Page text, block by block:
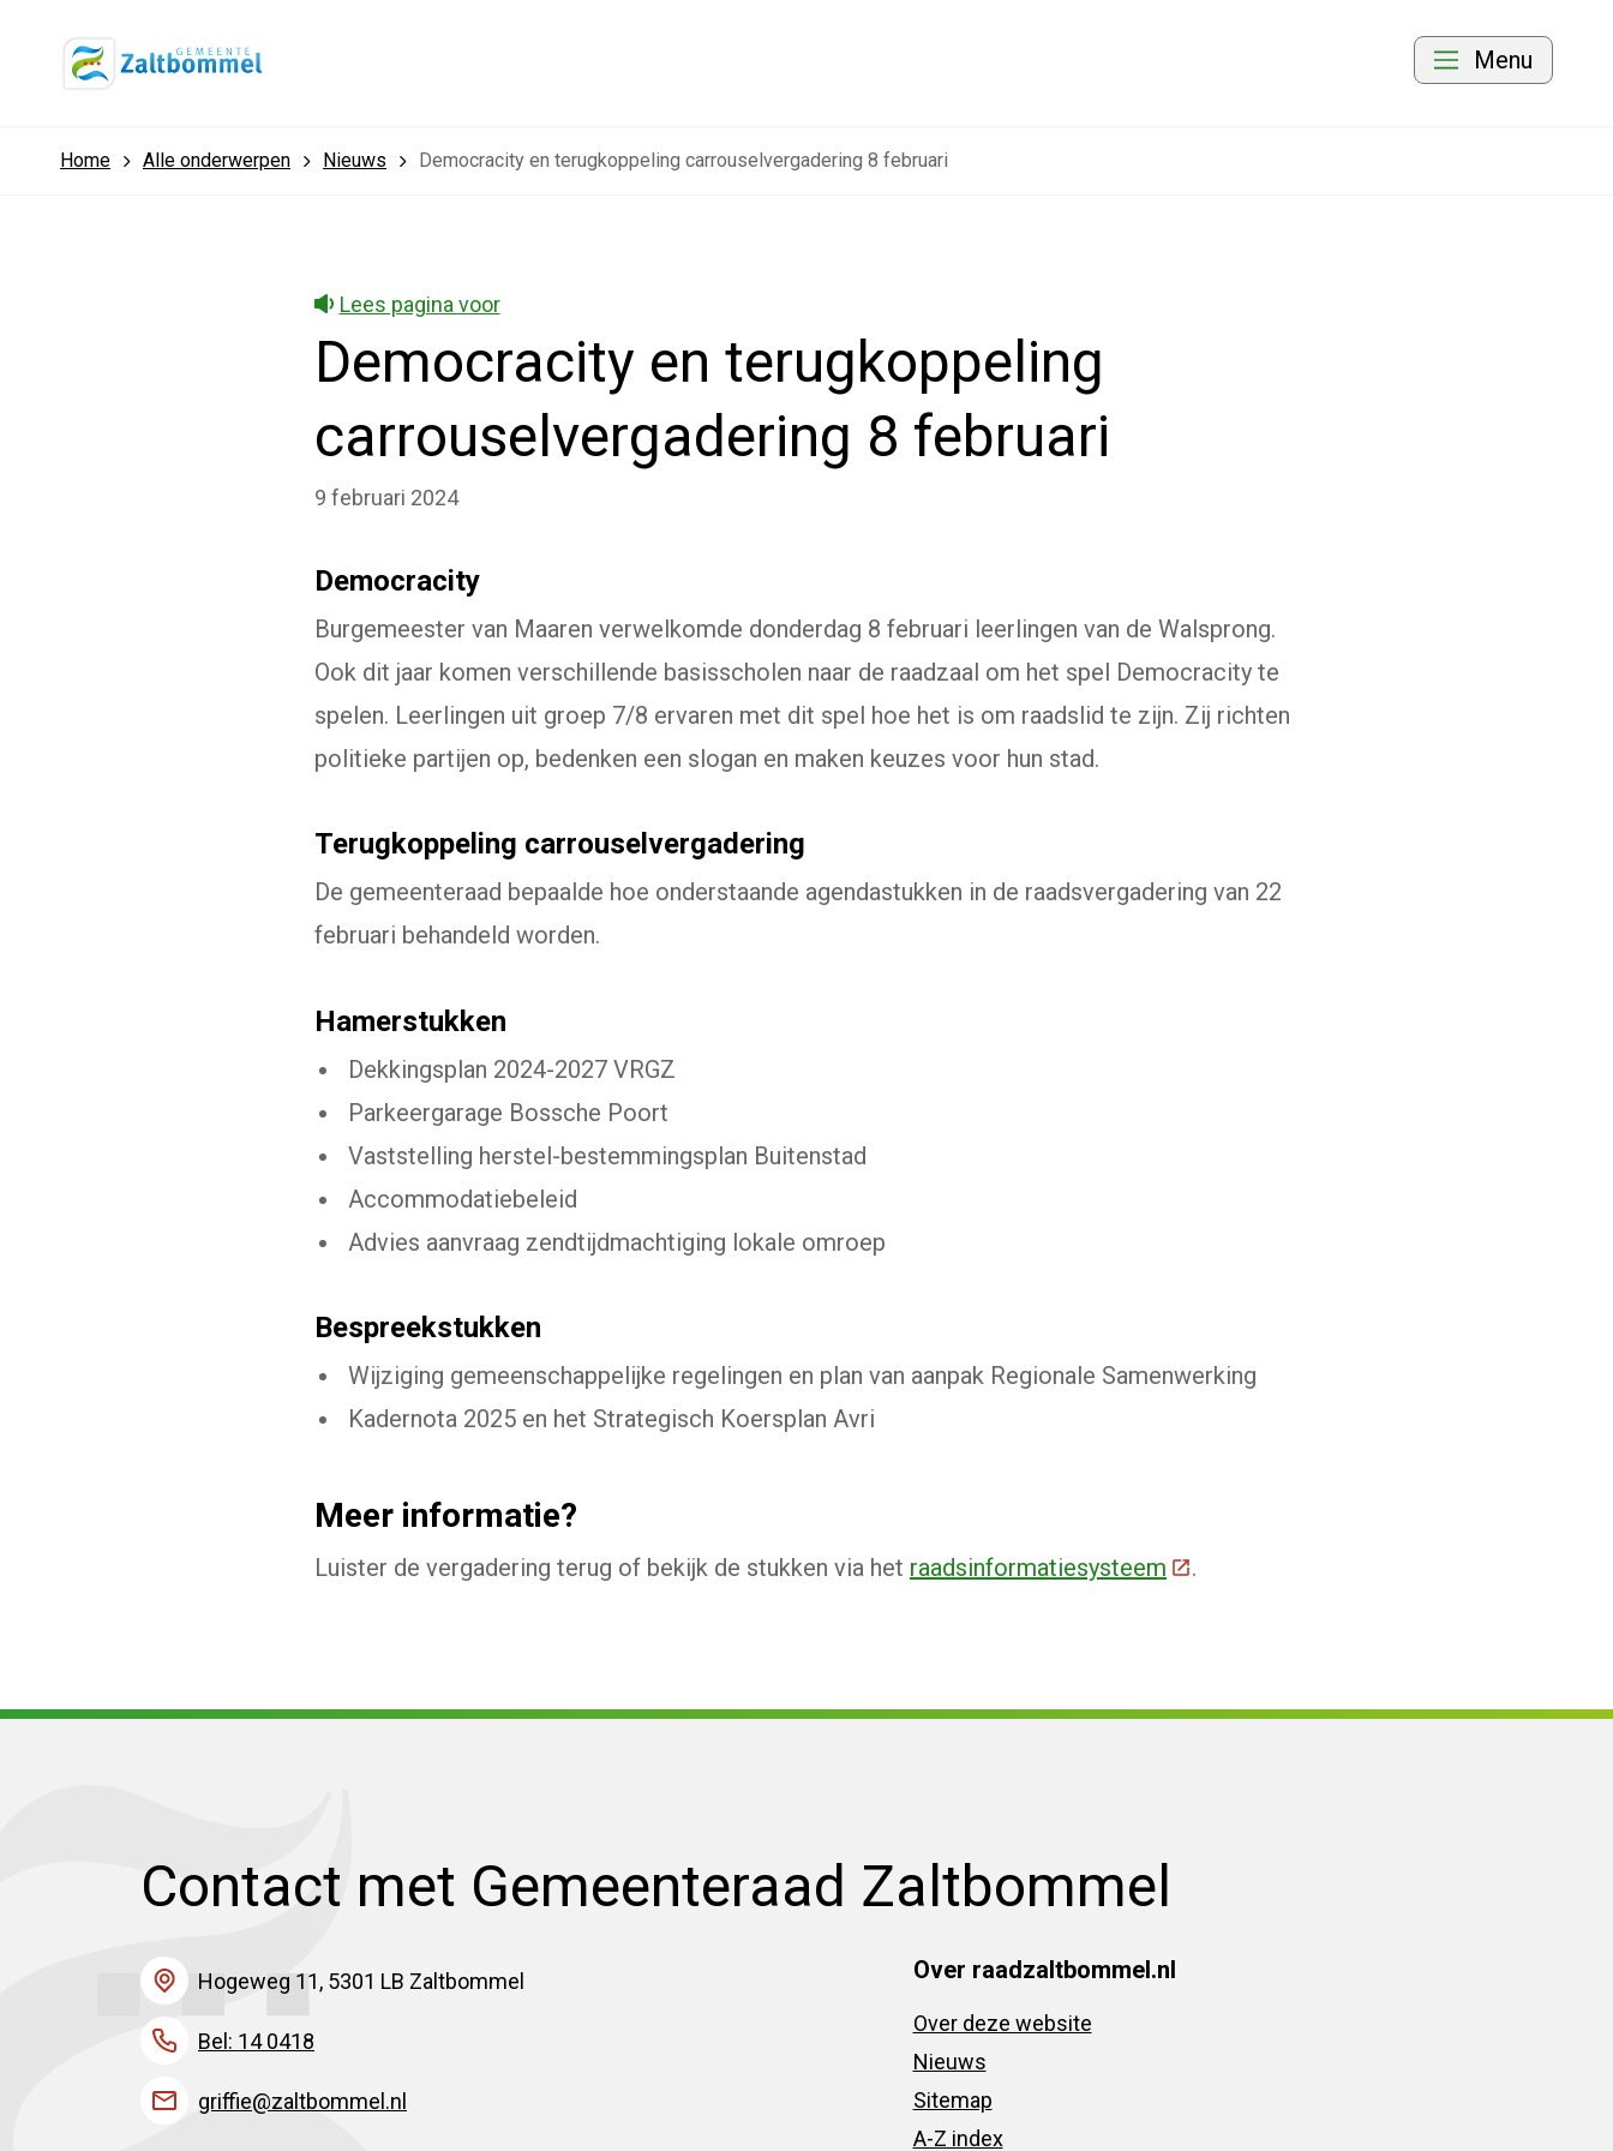
Menu
Home Alle onderwerpen Nieuws Democracity en terugkoppeling carrouselvergadering 8 februari
Lees pagina voor
Democracity en terugkoppeling
carrouselvergadering 8 februari
9 februari 2024
Democracity
Burgemeester van Maaren verwelkomde donderdag 8 februari leerlingen van de Walsprong.
Ook dit jaar komen verschillende basisscholen naar de raadzaal om het spel Democracity te
spelen. Leerlingen uit groep 7/8 ervaren met dit spel hoe het is om raadslid te zijn. Zij richten
politieke partijen op, bedenken een slogan en maken keuzes voor hun stad.
Terugkoppeling carrouselvergadering
De gemeenteraad bepaalde hoe onderstaande agendastukken in de raadsvergadering van 22
februari behandeld worden.
Hamerstukken
Dekkingsplan 2024-2027 VRGZ
Parkeergarage Bossche Poort
Vaststelling herstel-bestemmingsplan Buitenstad
Accommodatiebeleid
Advies aanvraag zendtijdmachtiging lokale omroep
Bespreekstukken
Wijziging gemeenschappelijke regelingen en plan van aanpak Regionale Samenwerking
Kadernota 2025 en het Strategisch Koersplan Avri
Meer informatie?
Luister de vergadering terug of bekijk de stukken via het raadsinformatiesysteem (Deze link gaat naar een externe website)
.
Contact met Gemeenteraad Zaltbommel
Hogeweg 11, 5301 LB Zaltbommel
Bel: 14 0418
griffie@zaltbommel.nl
Over raadzaltbommel.nl
Over deze website
Nieuws
Sitemap
A-Z index